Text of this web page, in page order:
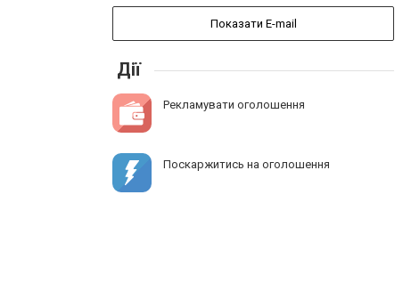
Показати E-mail
Дії
Рекламувати оголошення
Поскаржитись на оголошення